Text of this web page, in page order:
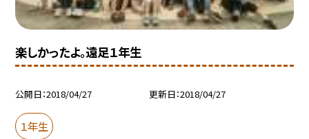
楽しかったよ。遠足１年生
公開日 2018/04/27 更新日 2018/04/27
１年生